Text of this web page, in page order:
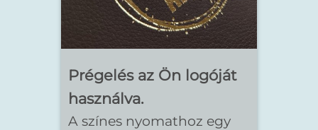
Prégelés az Ön logóját
használva.
A színes nyomathoz egy